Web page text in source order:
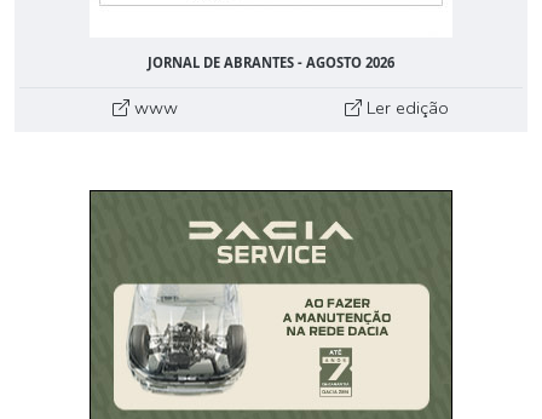
JORNAL DE ABRANTES - AGOSTO 2026
www Ler edição